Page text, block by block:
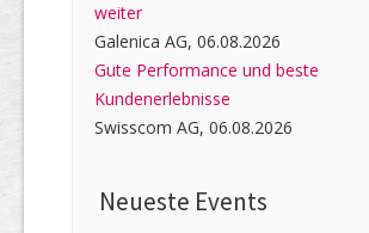
weiter
Galenica AG, 06.08.2026
Gute Performance und beste
Kundenerlebnisse
Swisscom AG, 06.08.2026
Neueste Events